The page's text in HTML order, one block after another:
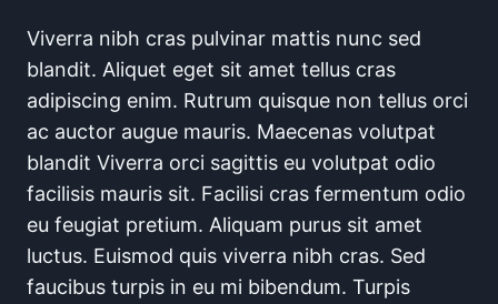
Viverra nibh cras pulvinar mattis nunc sed
blandit. Aliquet eget sit amet tellus cras
adipiscing enim. Rutrum quisque non tellus orci
ac auctor augue mauris. Maecenas volutpat
blandit Viverra orci sagittis eu volutpat odio
facilisis mauris sit. Facilisi cras fermentum odio
eu feugiat pretium. Aliquam purus sit amet
luctus. Euismod quis viverra nibh cras. Sed
faucibus turpis in eu mi bibendum. Turpis